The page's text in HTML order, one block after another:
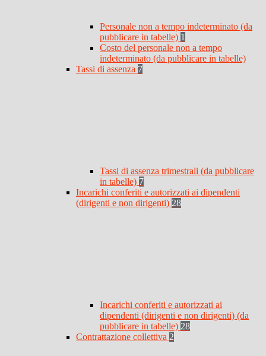
Personale non a tempo indeterminato (da
pubblicare in tabelle) 1
Costo del personale non a tempo
indeterminato (da pubblicare in tabelle)
Tassi di assenza 7
Tassi di assenza trimestrali (da pubblicare
in tabelle) 7
Incarichi conferiti e autorizzati ai dipendenti
(dirigenti e non dirigenti) 28
Incarichi conferiti e autorizzati ai
dipendenti (dirigenti e non dirigenti) (da
pubblicare in tabelle) 28
Contrattazione collettiva 2